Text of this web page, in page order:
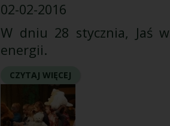
02-02-2016
W dniu 28 stycznia, Jaś
energii.
CZYTAJ WIĘCEJ